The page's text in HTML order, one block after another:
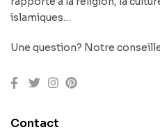
islamiques…
Une question? Notre
Contact